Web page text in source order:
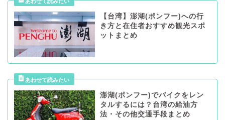
【台湾】澎湖(ポンフー)への行
き方と在住者おすすめ観光スポ
ットまとめ
澎湖(ポンフー)でバイクをレン
タルするには？台湾の給油方
法・その他交通手段まとめ